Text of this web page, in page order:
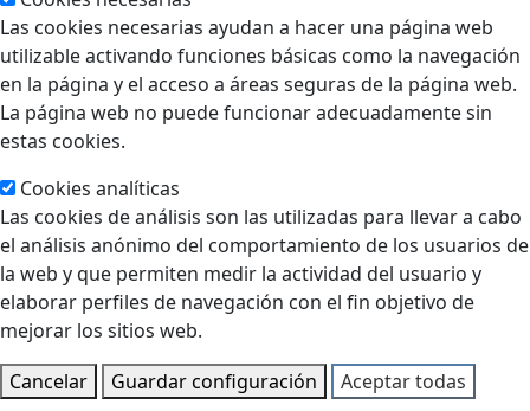
Las cookies necesarias ayudan a hacer una página web
utilizable activando funciones básicas como la navegación
en la página y el acceso a áreas seguras de la página web.
La página web no puede funcionar adecuadamente sin
estas cookies.
Cookies analíticas
Las cookies de análisis son las utilizadas para llevar a cabo
el análisis anónimo del comportamiento de los usuarios de
la web y que permiten medir la actividad del usuario y
elaborar perfiles de navegación con el fin objetivo de
mejorar los sitios web.
Cancelar
Guardar configuración Aceptar todas